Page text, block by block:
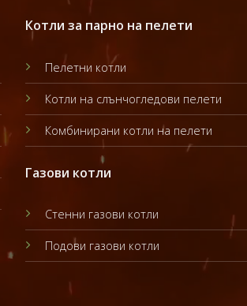
Котли за парно на пелети
Пелетни котли
Котли на слънчогледови пелети
Комбинирани котли на пелети
Газови котли
Стенни газови котли
Подови газови котли